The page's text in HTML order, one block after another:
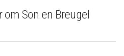
Son en Breugel